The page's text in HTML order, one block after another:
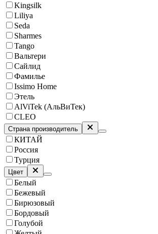
Kingsilk
Liliya
Seda
Sharmes
Tango
Вальтери
Сайлид
Фамилье
Issimo Home
Этель
AlViTek (АльВиТек)
CLEO
Страна производитель
КИТАЙ
Россия
Турция
Цвет
Белый
Бежевый
Бирюзовый
Бордовый
Голубой